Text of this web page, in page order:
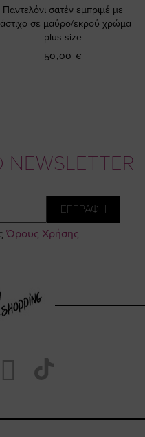
Παντελόνι σατέν εμπριμέ με
σε μαύρο/εκρού χρώμα
plus size
50,00 €
ΕΓΓΡΑΦΗ
Όρους Χρήσης
Visit Visit
https://
our